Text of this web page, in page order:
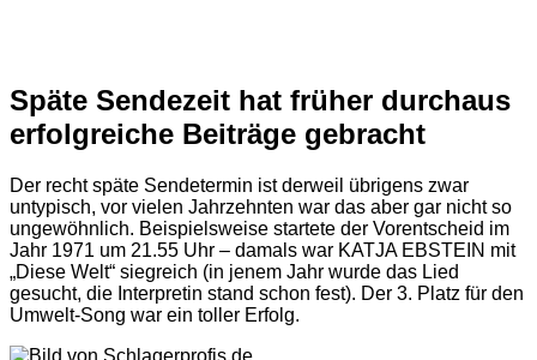
Späte Sendezeit hat früher durchaus
erfolgreiche Beiträge gebracht
Der recht späte Sendetermin ist derweil übrigens zwar
untypisch, vor vielen Jahrzehnten war das aber gar nicht so
ungewöhnlich. Beispielsweise startete der Vorentscheid im
Jahr 1971 um 21.55 Uhr – damals war KATJA EBSTEIN mit
„Diese Welt“ siegreich (in jenem Jahr wurde das Lied
gesucht, die Interpretin stand schon fest). Der 3. Platz für den
Umwelt-Song war ein toller Erfolg.